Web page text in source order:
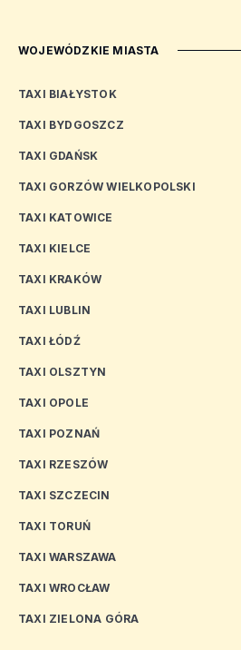
WOJEWÓDZKIE MIASTA
TAXI BIAŁYSTOK
TAXI BYDGOSZCZ
TAXI GDAŃSK
TAXI GORZÓW WIELKOPOLSKI
TAXI KATOWICE
TAXI KIELCE
TAXI KRAKÓW
TAXI LUBLIN
TAXI ŁÓDŹ
TAXI OLSZTYN
TAXI OPOLE
TAXI POZNAŃ
TAXI RZESZÓW
TAXI SZCZECIN
TAXI TORUŃ
TAXI WARSZAWA
TAXI WROCŁAW
TAXI ZIELONA GÓRA